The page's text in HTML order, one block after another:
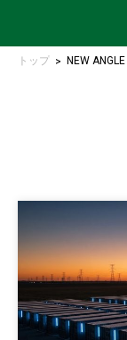
トップ NEW ANGLE